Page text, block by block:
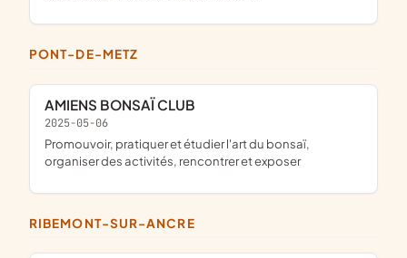
PONT-DE-METZ
AMIENS BONSAÏ CLUB
2025-05-06
promouvoir, pratiquer et étudier l'art du bonsaï,
organiser des activités, rencontrer et exposer
RIBEMONT-SUR-ANCRE